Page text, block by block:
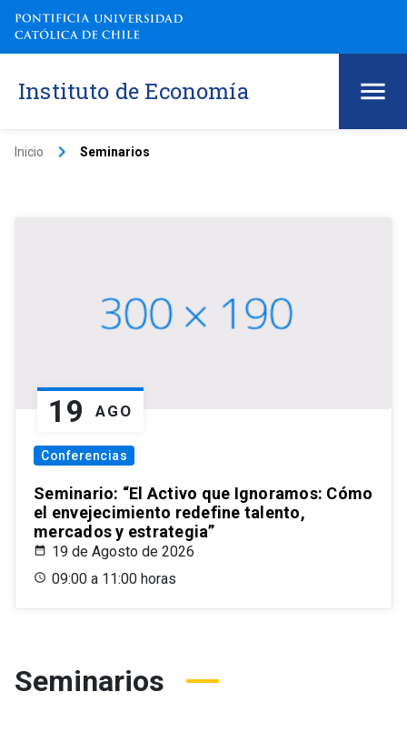
Instituto de Economía
Inicio keyboard_arrow_right Seminarios
19 AGO
Conferencias
Seminario: “El Activo que Ignoramos: Cómo
el envejecimiento redefine talento,
mercados y estrategia”
19 de Agosto de 2026
09:00 a 11:00 horas
Seminarios